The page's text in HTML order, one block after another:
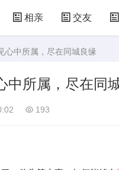
相亲 交友
中所属，尽在同城良缘
所属，尽在同
193